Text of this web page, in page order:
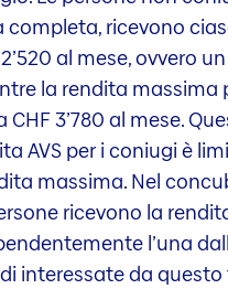
completa, ricevono
al mese, ovvero
la rendita massima
3’780 al mese.
AVS per i coniugi è
massima. Nel
ricevono la
l’una
interessate da